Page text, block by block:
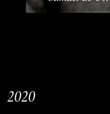
2020